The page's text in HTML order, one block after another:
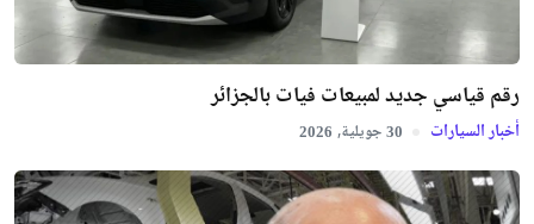
رقم قياسي جديد لمبيعات فيات بالجزائر
أخبار السيارات 30 جويلية, 2026